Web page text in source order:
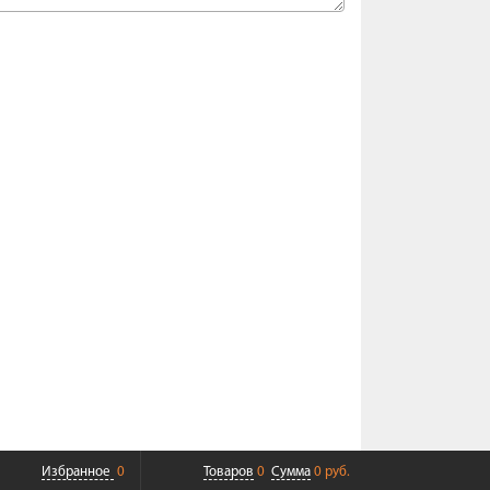
Избранное 0 Товаров 0 Сумма 0 руб.